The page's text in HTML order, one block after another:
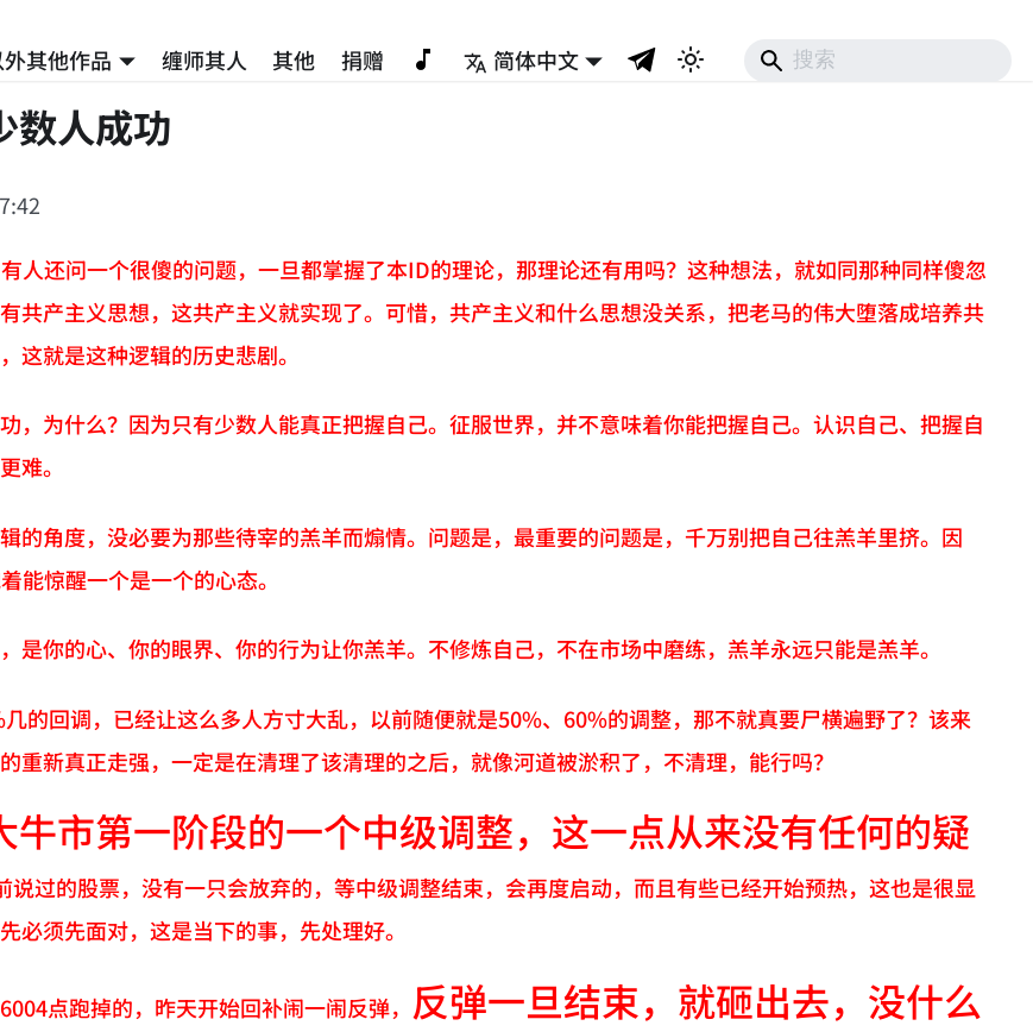
其他作品 缠师其人 其他 捐赠
简体中文
数人成功
人还问一个很傻的问题，一旦都掌握了本ID的理论，那理论还有用吗？这种想法，就如同那种同样傻忽
共产主义思想，这共产主义就实现了。可惜，共产主义和什么思想没关系，把老马的伟大堕落成培养共
这就是这种逻辑的历史悲剧。
，为什么？因为只有少数人能真正把握自己。征服世界，并不意味着你能把握自己。认识自己、把握自
难。
的角度，没必要为那些待宰的羔羊而煽情。问题是，最重要的问题是，千万别把自己往羔羊里挤。因
能惊醒一个是一个的心态。
是你的心、你的眼界、你的行为让你羔羊。不修炼自己，不在市场中磨练，羔羊永远只能是羔羊。
的回调，已经让这么多人方寸大乱，以前随便就是50%、60%的调整，那不就真要尸横遍野了？该来
重新真正走强，一定是在清理了该清理的之后，就像河道被淤积了，不清理，能行吗？
牛市第一阶段的一个中级调整，这一点从来没有任何的疑
说过的股票，没有一只会放弃的，等中级调整结束，会再度启动，而且有些已经开始预热，这也是很显
必须先面对，这是当下的事，先处理好。
点跑掉的，昨天开始回补闹一闹反弹， 反弹一旦结束，就砸出去，没什么